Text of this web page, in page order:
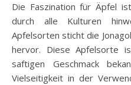
Die Faszination für Äpfel ist ungebrochen und zieht sich
durch alle Kulturen
Apfelsorten sticht die
hervor. Diese Apfelsorte
saftigen Geschmack
Vielseitigkeit in der